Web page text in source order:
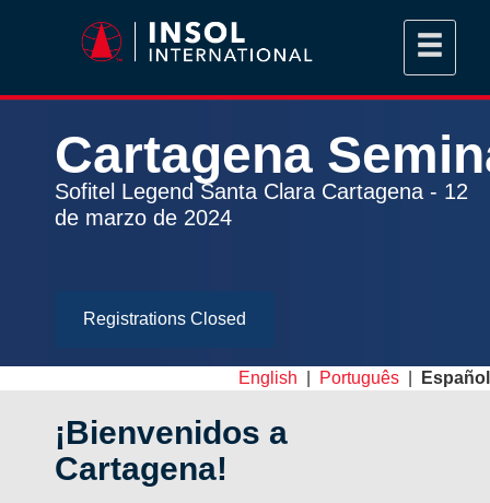
Cartagena
Sofitel Legend Santa Clara Cartagena - 12
de marzo de 2024
Registrations Closed
English Português Español
¡Bienvenidos a
Cartagena!